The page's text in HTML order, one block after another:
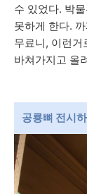
수 있었다. 박
못하게 한다.
무료니, 이런거
바쳐가지고 올
공룡뼈 전시